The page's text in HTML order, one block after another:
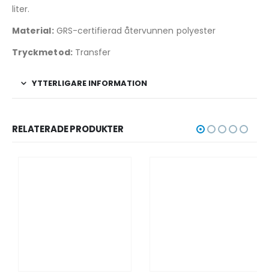
liter.
Material:GRS-certifierad återvunnen polyester
Tryckmetod:Transfer
YTTERLIGARE INFORMATION
RELATERADE PRODUKTER